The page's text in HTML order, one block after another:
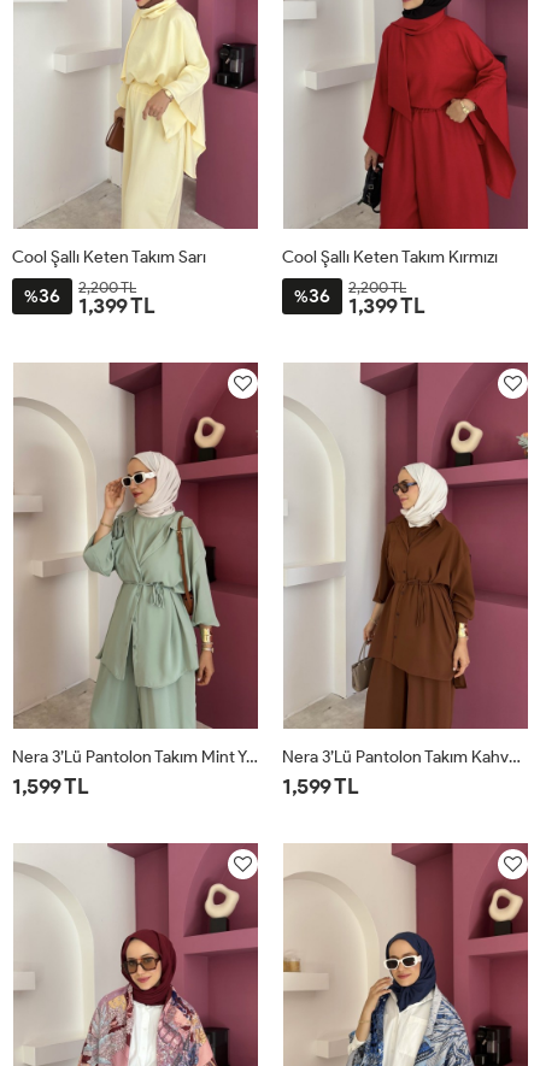
Cool Şallı Keten Takım Sarı
%36 2,200 TL
1,399 TL
Cool Şallı Keten Takım Kırmızı
%36 2,200 TL
1,399 TL
Nera 3’lü Pantolon Takım Mint Yeşili
1,599 TL
Nera 3’lü Pantolon Takım Kahverengi
1,599 TL